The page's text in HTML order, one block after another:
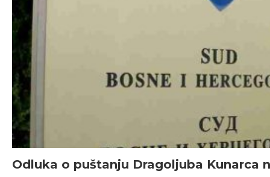
Odluka o puštanju Dragoljuba Kunarca